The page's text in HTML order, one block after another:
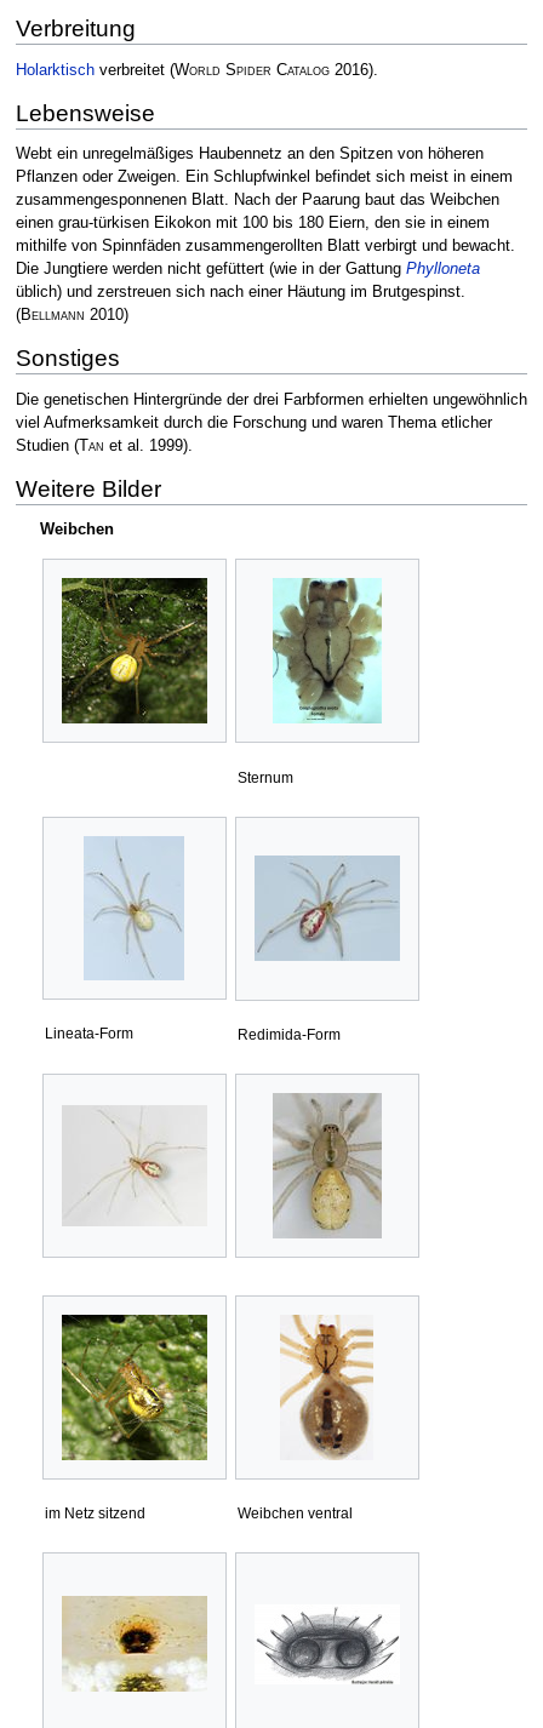
Verbreitung
Holarktischverbreitet (World Spider Catalog2016).
Lebensweise
Webt ein unregelmäßiges Haubennetz an den Spitzen von höheren
Pflanzen oder Zweigen. Ein Schlupfwinkel befindet sich meist in einem
zusammengesponnenen Blatt. Nach der Paarung baut das Weibchen
einen grau-türkisen Eikokon mit 100 bis 180 Eiern, den sie in einem
mithilfe von Spinnfäden zusammengerollten Blatt verbirgt und bewacht.
Die Jungtiere werden nicht gefüttert (wie in der Gattung Phylloneta
üblich) und zerstreuen sich nach einer Häutung im Brutgespinst.
(Bellmann 2010)
Sonstiges
Die genetischen Hintergründe der drei Farbformen erhielten ungewöhnlich
viel Aufmerksamkeit durch die Forschung und waren Thema etlicher
Studien (Tan et al. 1999).
Weitere Bilder
Weibchen
Sternum
Lineata-Form Redimida-Form
im Netz sitzend Weibchen ventral